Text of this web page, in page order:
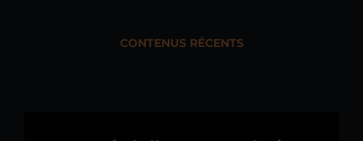
CONTENUS RÉCENTS